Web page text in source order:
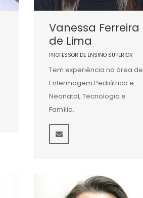
Vanessa Ferreira
de Lima
PROFESSOR DE ENSINO SUPERIOR
Tem experiência na área de
Enfermagem Pediátrica e
Neonatal, Tecnologia e
Família.